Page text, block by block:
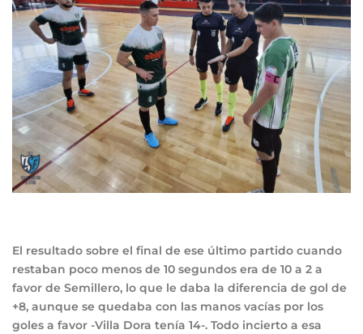
El resultado sobre el final de ese último partido cuando
restaban poco menos de 10 segundos era de 10 a 2 a
favor de Semillero, lo que le daba la diferencia de gol de
+8, aunque se quedaba con las manos vacías por los
goles a favor -Villa Dora tenía 14-. Todo incierto a esa